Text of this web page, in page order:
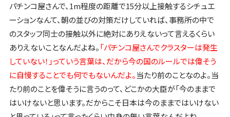
パチンコ屋さんで、1m程度の距離で15分以上接触するシチュエ
ーションなんて、朝の並びの対策だけしていれば、事務所の中で
のスタッフ同士の接触以外に絶対にありえないって言えるくらい
ありえないことなんだよね。「パチンコ屋さんでクラスターは発生
していない！」っていう言葉は、だから今の国のルールでは偉そう
に自慢することでも何でもないんだよ。当たり前のことなのよ。当
たり前のことを偉そうに言うのって、どこかの大臣が「今のままで
はいけないと思います。だからこそ日本は今のままではいけない